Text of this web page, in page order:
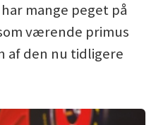
mange peget på
værende primus
af den nu tidligere